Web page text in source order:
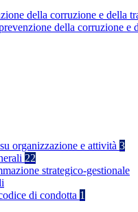
della corruzione e della
della corruzione e
organizzazione e attività 3
22
strategico-gestionale
di condotta 1